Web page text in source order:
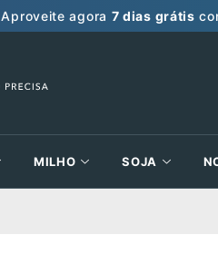
Aproveite agora 7 dias grátis
MILHO SOJA